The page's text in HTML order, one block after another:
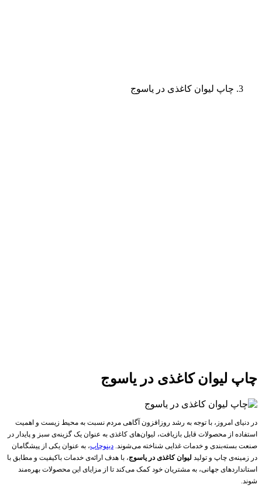
چاپ لیوان کاغذی در یاسوج
چاپ لیوان کاغذی در یاسوج
در دنیای امروز، با توجه به رشد روزافزون آگاهی مردم نسبت به محیط زیست و اهمیت
استفاده از محصولات قابل بازیافت، لیوان‌های کاغذی به عنوان یک گزینه‌ی سبز و پایدار در
صنعت بسته‌بندی و خدمات غذایی شناخته می‌شوند. دینوچاپ، به عنوان یکی از پیشگامان
در زمینه‌ی چاپ و تولید لیوان‌ کاغذی در یاسوج، با هدف ارائه‌ی خدمات باکیفیت و مطابق با
استانداردهای جهانی، به مشتریان خود کمک می‌کند تا از مزایای این محصولات بهره‌مند
شوند.